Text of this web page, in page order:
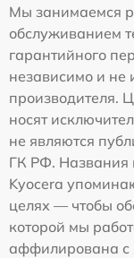
Мы занимаемся
обслуживанием
гарантийного
независимо и не
производителя.
носят
не являются
ГК РФ. Названия
Kyocera
целях — чтобы
которой мы
аффилирована с